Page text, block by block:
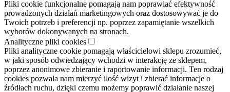
Pliki cookie funkcjonalne pomagają nam poprawiać efektywność
prowadzonych działań marketingowych oraz dostosowywać je do
Twoich potrzeb i preferencji np. poprzez zapamiętanie wszelkich
wyborów dokonywanych na stronach.
Analityczne pliki cookies
Pliki analityczne cookie pomagają właścicielowi sklepu zrozumieć,
w jaki sposób odwiedzający wchodzi w interakcję ze sklepem,
poprzez anonimowe zbieranie i raportowanie informacji. Ten rodzaj
cookies pozwala nam mierzyć ilość wizyt i zbierać informacje o
źródłach ruchu, dzięki czemu możemy poprawić działanie naszej